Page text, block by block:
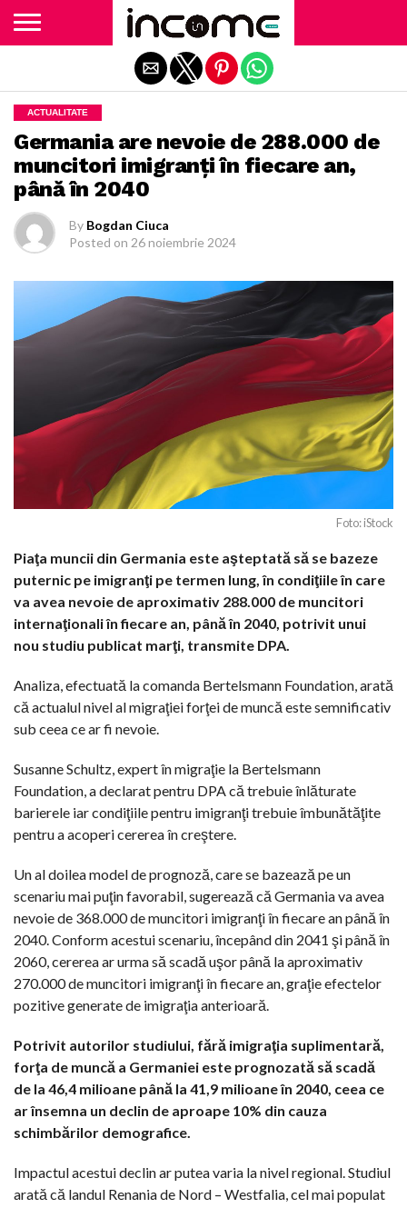
ACTUALITATE
Germania are nevoie de 288.000 de
muncitori imigranţi în fiecare an,
până în 2040
By Bogdan Ciuca
Posted on 26 noiembrie 2024
Foto: iStock
Piaţa muncii din Germania este aşteptată să se bazeze
puternic pe imigranţi pe termen lung, în condiţiile în care
va avea nevoie de aproximativ 288.000 de muncitori
internaţionali în fiecare an, până în 2040, potrivit unui
nou studiu publicat marţi, transmite DPA.
Analiza, efectuată la comanda Bertelsmann Foundation, arată
că actualul nivel al migraţiei forţei de muncă este semnificativ
sub ceea ce ar fi nevoie.
Susanne Schultz, expert în migraţie la Bertelsmann
Foundation, a declarat pentru DPA că trebuie înlăturate
barierele iar condiţiile pentru imigranţi trebuie îmbunătăţite
pentru a acoperi cererea în creştere.
Un al doilea model de prognoză, care se bazează pe un
scenariu mai puţin favorabil, sugerează că Germania va avea
nevoie de 368.000 de muncitori imigranţi în fiecare an până în
2040. Conform acestui scenariu, începând din 2041 şi până în
2060, cererea ar urma să scadă uşor până la aproximativ
270.000 de muncitori imigranţi în fiecare an, graţie efectelor
pozitive generate de imigraţia anterioară.
Potrivit autorilor studiului, fără imigraţia suplimentară,
forţa de muncă a Germaniei este prognozată să scadă
de la 46,4 milioane până la 41,9 milioane în 2040, ceea ce
ar însemna un declin de aproape 10% din cauza
schimbărilor demografice.
Impactul acestui declin ar putea varia la nivel regional. Studiul
arată că landul Renania de Nord – Westfalia, cel mai populat
Exit mobile version